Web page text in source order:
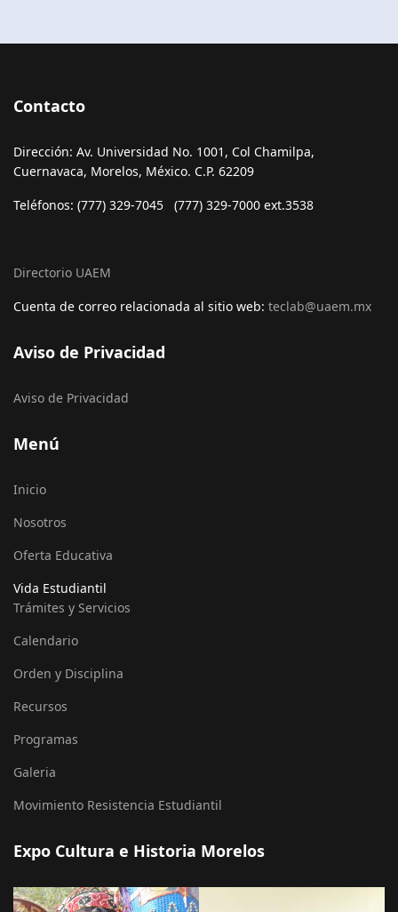
Contacto
Dirección: Av. Universidad No. 1001, Col Chamilpa,
Cuernavaca, Morelos, México. C.P. 62209
Teléfonos: (777) 329-7045 (777) 329-7000 ext.3538
Directorio UAEM
Cuenta de correo relacionada al sitio web: teclab@uaem.mx
Aviso de Privacidad
Aviso de Privacidad
Menú
Inicio
Nosotros
Oferta Educativa
Vida Estudiantil
Trámites y Servicios
Calendario
Orden y Disciplina
Recursos
Programas
Galeria
Movimiento Resistencia Estudiantil
Expo Cultura e Historia Morelos